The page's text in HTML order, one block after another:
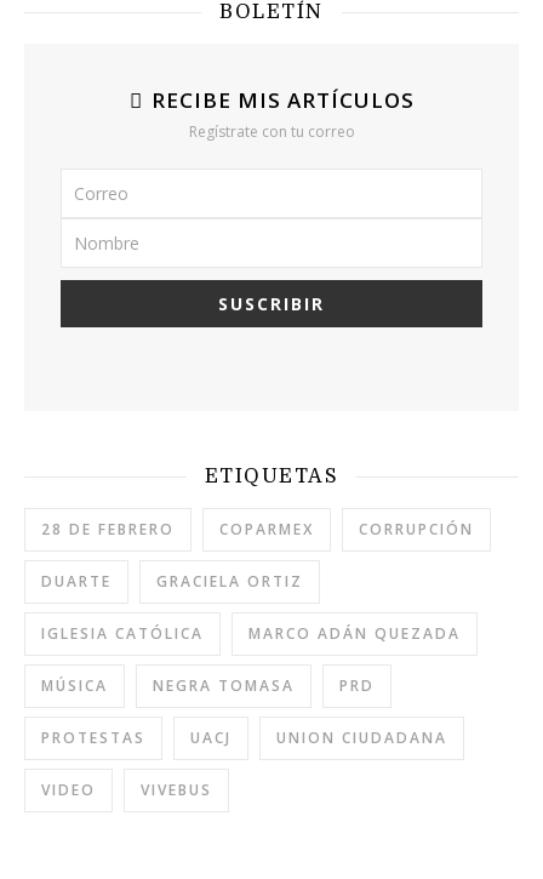
BOLETÍN
RECIBE MIS ARTÍCULOS
Regístrate con tu correo
ETIQUETAS
28 DE FEBRERO COPARMEX CORRUPCIÓN
DUARTE GRACIELA ORTIZ
IGLESIA CATÓLICA MARCO ADÁN QUEZADA
MÚSICA NEGRA TOMASA PRD
PROTESTAS UACJ UNION CIUDADANA
VIDEO VIVEBUS